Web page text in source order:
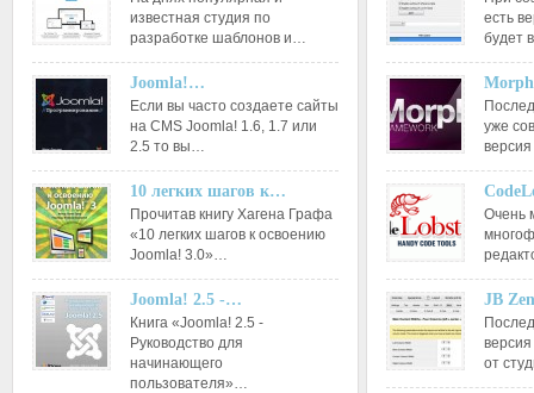
известная студия по
разработке шаблонов и…
Joomla!…
Если вы часто создаете сайты
на CMS Joomla! 1.6, 1.7 или
2.5 то вы…
10 легких шагов к…
Прочитав книгу Хагена Графа
«10 легких шагов к освоению
Joomla! 3.0»…
Joomla! 2.5 -…
Книга «Joomla! 2.5 -
Руководство для
начинающего
пользователя»…
есть
будет
уже
Очень
JB
от